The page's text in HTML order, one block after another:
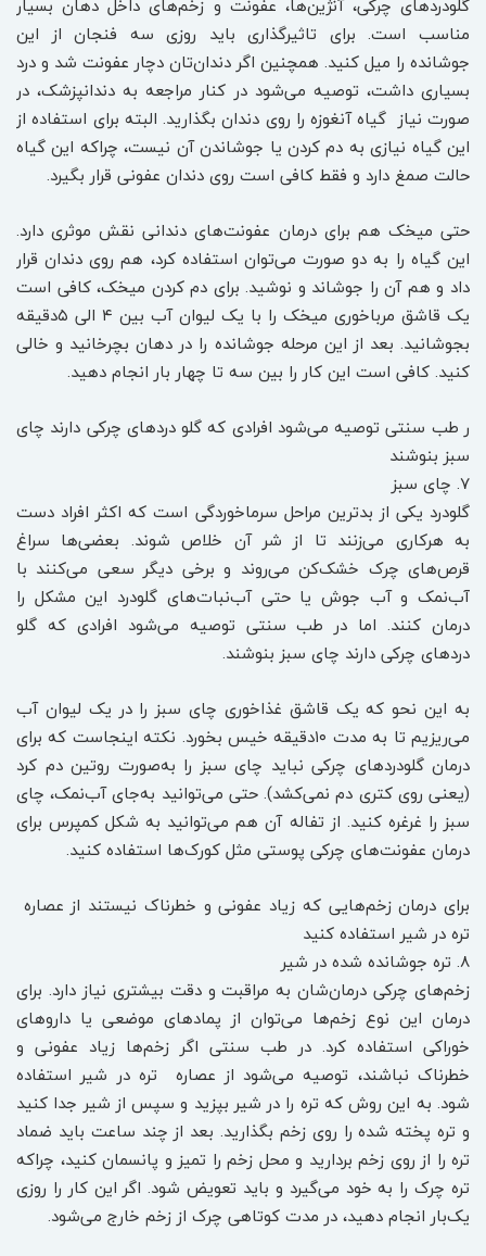
مناسب است. برای تاثیرگذاری باید روزی سه فنجان از این
جوشانده را میل کنید. همچنین اگر دندان‌تان دچار عفونت شد و درد
بسیاری داشت، توصیه می‌شود در کنار مراجعه به دندانپزشک، در
صورت نیاز گیاه آنغوزه را روی دندان بگذارید. البته برای استفاده از
این گیاه نیازی به دم کردن یا جوشاندن آن نیست، چرا‌که این گیاه
حالت صمغ دارد و فقط کافی است روی دندان عفونی قرار بگیرد.
حتی میخک هم برای درمان عفونت‌های دندانی نقش موثری دارد.
این گیاه را به دو صورت می‌توان استفاده کرد، هم روی دندان قرار
داد و هم آن را جوشاند و نوشید. برای دم کردن میخک، کافی است
یک قاشق مربا‌خوری میخک را با یک لیوان آب بین ۴ الی ۵‌دقیقه
بجوشانید. بعد از این مرحله جوشانده را در دهان بچرخانید و خالی
کنید. کافی است این کار را بین سه تا چهار بار انجام دهید.
ر طب سنتی توصیه می‌شود افرادی که گلو دردهای چرکی دارند چای
سبز بنوشند
۷. چای سبز
گلو‌درد یکی از بدترین مراحل سرماخوردگی است که اکثر افراد دست
به هرکاری می‌زنند تا از شر آن خلاص شوند. بعضی‌ها سراغ
قرص‌های چرک‌ خشک‌کن می‌روند و برخی دیگر سعی می‌کنند با
آب‌نمک و آب‌ جوش یا حتی آب‌نبات‌های گلودرد این مشکل را
درمان کنند. اما در طب سنتی توصیه می‌شود افرادی که گلو
دردهای چرکی دارند چای سبز بنوشند.
به این نحو که یک قاشق غذاخوری چای سبز را در یک لیوان آب
می‌ریزیم تا به مدت ۱۰دقیقه خیس بخورد. نکته اینجاست که برای
درمان گلودردهای چرکی نباید چای سبز را به‌صورت روتین دم کرد
(‌یعنی روی کتری دم نمی‌کشد). حتی می‌توانید به‌جای آب‌نمک، چای
سبز را غرغره کنید. از تفاله آن هم می‌توانید به شکل کمپرس برای
درمان عفونت‌های چرکی پوستی مثل کورک‌ها استفاده کنید.
برای درمان زخم‌هایی که زیاد عفونی و خطرناک نیستند از عصاره
تره در شیر استفاده کنید
۸. تره جوشانده شده در شیر
زخم‌های چرکی درمان‌شان به مراقبت و دقت بیشتری ‌نیاز دارد. برای
درمان این نوع زخم‌ها می‌توان از پمادهای موضعی یا داروهای
خوراکی استفاده کرد. در طب سنتی اگر زخم‌ها زیاد عفونی و
خطرناک نباشند، توصیه می‌شود از عصاره تره در شیر استفاده
شود. به این روش که تره را در شیر بپزید و سپس از شیر جدا کنید
و تره پخته شده را روی زخم بگذارید. بعد از چند ساعت باید ضماد
تره را از روی زخم بردارید و محل زخم را تمیز و پانسمان کنید، چراکه
تره چرک را به خود می‌گیرد و باید تعویض شود. اگر این کار را روزی
یک‌بار انجام دهید، در مدت کوتاهی چرک از زخم خارج می‌شود.